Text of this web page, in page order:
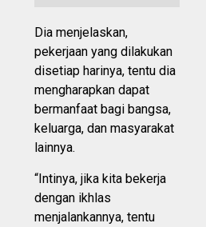
Dia menjelaskan,
pekerjaan yang dilakukan
disetiap harinya, tentu dia
mengharapkan dapat
bermanfaat bagi bangsa,
keluarga, dan masyarakat
lainnya.
“Intinya, jika kita bekerja
dengan ikhlas
menjalankannya, tentu